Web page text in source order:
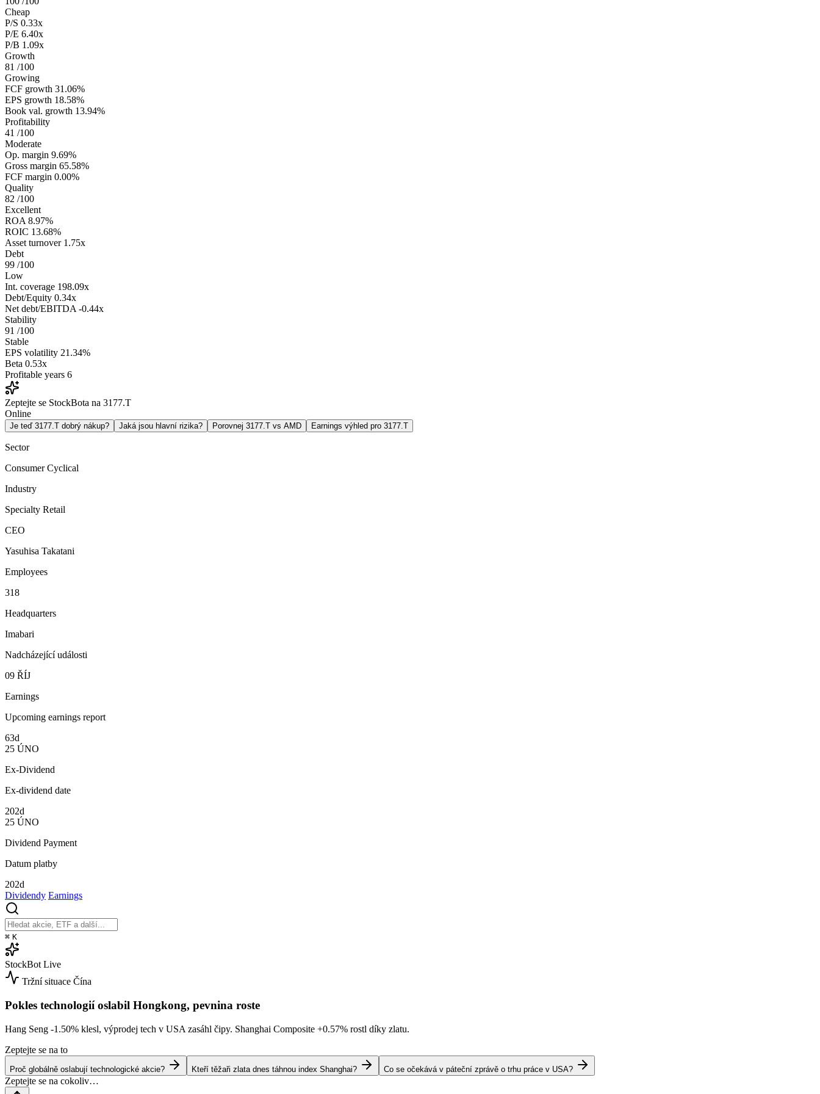
Cheap
P/S 0.33x
P/E 6.40x
P/B 1.09x
Growth
81 /100
Growing
FCF growth 31.06%
EPS growth 18.58%
Book val. growth 13.94%
Profitability
41 /100
Moderate
Op. margin 9.69%
Gross margin 65.58%
FCF margin 0.00%
Quality
82 /100
Excellent
ROA 8.97%
ROIC 13.68%
Asset turnover 1.75x
Debt
99 /100
Low
Int. coverage 198.09x
Debt/Equity 0.34x
Net debt/EBITDA -0.44x
Stability
91 /100
Stable
EPS volatility 21.34%
Beta 0.53x
Profitable years 6
Zeptejte se StockBota na 3177.T
Online
Je teď 3177.T dobrý nákup? Jaká jsou hlavní rizika? Porovnej 3177.T vs AMD Earnings výhled pro 3177.T
Sector
Consumer Cyclical
Industry
Specialty Retail
CEO
Yasuhisa Takatani
Employees
318
Headquarters
Imabari
Nadcházející události
09 ŘÍJ
Earnings
Upcoming earnings report
63d
25 ÚNO
Ex-Dividend
Ex-dividend date
202d
25 ÚNO
Dividend Payment
Datum platby
202d
Dividendy Earnings
⌘ K
StockBot Live
Tržní situace Čína
Pokles technologií oslabil Hongkong, pevnina roste
Hang Seng -1.50% klesl, výprodej tech v USA zasáhl čipy. Shanghai Composite +0.57% rostl díky zlatu.
Zeptejte se na to
Proč globálně oslabují technologické akcie? Kteří těžaři zlata dnes táhnou index Shanghai? Co se očekává v páteční zprávě o trhu práce v USA?